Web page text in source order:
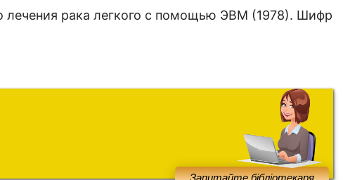
лечения рака легкого с помощью ЭВМ (1978). Шифр